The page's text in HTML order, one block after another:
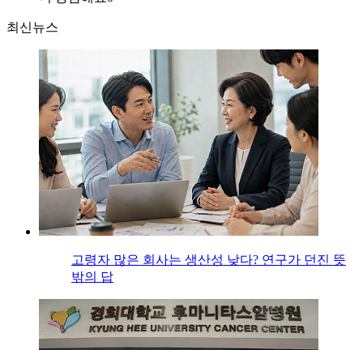
최신뉴스
고령자 많은 회사는 생산성 낮다? 연구가 던진 뜻
밖의 답